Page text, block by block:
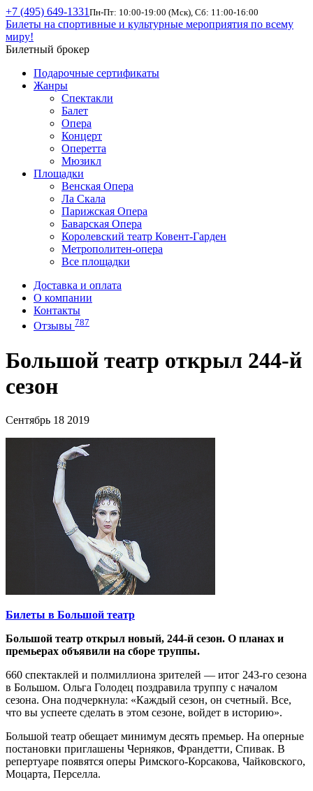
+7 (495) 649-1331 Пн-Пт: 10:00-19:00 (Мск), Сб: 11:00-16:00
Билеты на спортивные и культурные мероприятия по всему
миру!
Билетный брокер
Подарочные сертификаты
Жанры
Спектакли
Балет
Опера
Концерт
Оперетта
Мюзикл
Площадки
Венская Опера
Ла Скала
Парижская Опера
Баварская Опера
Королевский театр Ковент-Гарден
Метрополитен-опера
Все площадки
Доставка и оплата
О компании
Контакты
Отзывы 787
Большой театр открыл 244-й
сезон
Сентябрь 18 2019
Билеты в Большой театр
Большой театр открыл новый, 244-й сезон. О планах и
премьерах объявили на сборе труппы.
660 спектаклей и полмиллиона зрителей — итог 243-го сезона
в Большом. Ольга Голодец поздравила труппу с началом
сезона. Она подчеркнула: «Каждый сезон, он счетный. Все,
что вы успеете сделать в этом сезоне, войдет в историю».
Большой театр обещает минимум десять премьер. На оперные
постановки приглашены Черняков, Франдетти, Спивак. В
репертуаре появятся оперы Римского-Корсакова, Чайковского,
Моцарта, Перселла.